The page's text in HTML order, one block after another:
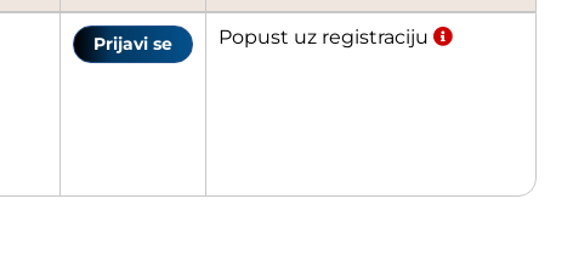
Prijavi se Popust uz registraciju